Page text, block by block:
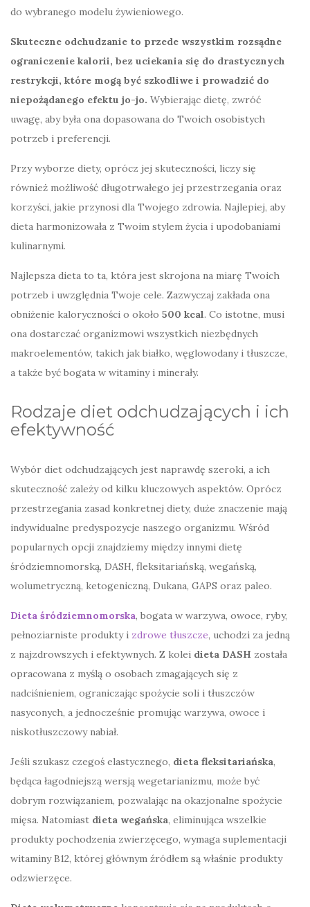
do wybranego modelu żywieniowego.
Skuteczne odchudzanie to przede wszystkim rozsądne
ograniczenie kalorii, bez uciekania się do drastycznych
restrykcji, które mogą być szkodliwe i prowadzić do
niepożądanego efektu jo-jo. Wybierając dietę, zwróć
uwagę, aby była ona dopasowana do Twoich osobistych
potrzeb i preferencji.
Przy wyborze diety, oprócz jej skuteczności, liczy się
również możliwość długotrwałego jej przestrzegania oraz
korzyści, jakie przynosi dla Twojego zdrowia. Najlepiej, aby
dieta harmonizowała z Twoim stylem życia i upodobaniami
kulinarnymi.
Najlepsza dieta to ta, która jest skrojona na miarę Twoich
potrzeb i uwzględnia Twoje cele. Zazwyczaj zakłada ona
obniżenie kaloryczności o około 500 kcal. Co istotne, musi
ona dostarczać organizmowi wszystkich niezbędnych
makroelementów, takich jak białko, węglowodany i tłuszcze,
a także być bogata w witaminy i minerały.
Rodzaje diet odchudzających i ich
efektywność
Wybór diet odchudzających jest naprawdę szeroki, a ich
skuteczność zależy od kilku kluczowych aspektów. Oprócz
przestrzegania zasad konkretnej diety, duże znaczenie mają
indywidualne predyspozycje naszego organizmu. Wśród
popularnych opcji znajdziemy między innymi dietę
śródziemnomorską, DASH, fleksitariańską, wegańską,
wolumetryczną, ketogeniczną, Dukana, GAPS oraz paleo.
Dieta śródziemnomorska, bogata w warzywa, owoce, ryby,
pełnoziarniste produkty i zdrowe tłuszcze, uchodzi za jedną
z najzdrowszych i efektywnych. Z kolei dieta DASH została
opracowana z myślą o osobach zmagających się z
nadciśnieniem, ograniczając spożycie soli i tłuszczów
nasyconych, a jednocześnie promując warzywa, owoce i
niskotłuszczowy nabiał.
Jeśli szukasz czegoś elastycznego, dieta fleksitariańska,
będąca łagodniejszą wersją wegetarianizmu, może być
dobrym rozwiązaniem, pozwalając na okazjonalne spożycie
mięsa. Natomiast dieta wegańska, eliminująca wszelkie
produkty pochodzenia zwierzęcego, wymaga suplementacji
witaminy B12, której głównym źródłem są właśnie produkty
odzwierzęce.